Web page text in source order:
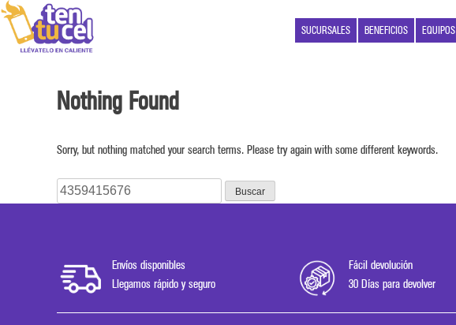
SUCURSALES BENEFICIOS EQUIPOS
Nothing Found
Sorry, but nothing matched your search terms. Please try again with some different keywords.
Buscar:
Envíos disponibles
Llegamos rápido y seguro
Fácil devolución
30 Días para devolver